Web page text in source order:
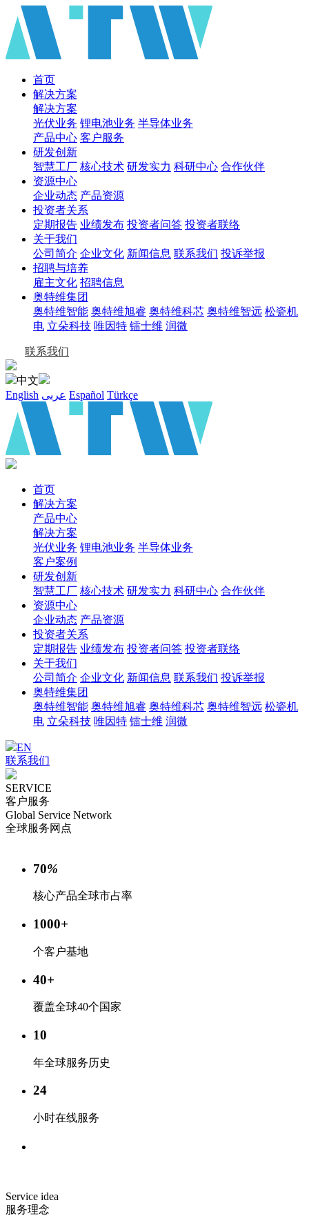
首页
解决方案
解决方案
光伏业务 锂电池业务 半导体业务
产品中心 客户服务
研发创新
智慧工厂 核心技术 研发实力 科研中心 合作伙伴
资源中心
企业动态 产品资源
投资者关系
定期报告 业绩发布 投资者问答 投资者联络
关于我们
公司简介 企业文化 新闻信息 联系我们 投诉举报
招聘与培养
雇主文化 招聘信息
奥特维集团
奥特维智能 奥特维旭睿 奥特维科芯 奥特维智远 松瓷机
电 立朵科技 唯因特 镭士维 润微
联系我们
中文
English عربى Español Türkçe
首页
解决方案
产品中心
解决方案
光伏业务 锂电池业务 半导体业务
客户案例
研发创新
智慧工厂 核心技术 研发实力 科研中心 合作伙伴
资源中心
企业动态 产品资源
投资者关系
定期报告 业绩发布 投资者问答 投资者联络
关于我们
公司简介 企业文化 新闻信息 联系我们 投诉举报
奥特维集团
奥特维智能 奥特维旭睿 奥特维科芯 奥特维智远 松瓷机
电 立朵科技 唯因特 镭士维 润微
EN
联系我们
SERVICE
客户服务
Global Service Network
全球服务网点
70%
核心产品全球市占率
1000+
个客户基地
40+
覆盖全球40个国家
10
年全球服务历史
24
小时在线服务
Service idea
服务理念